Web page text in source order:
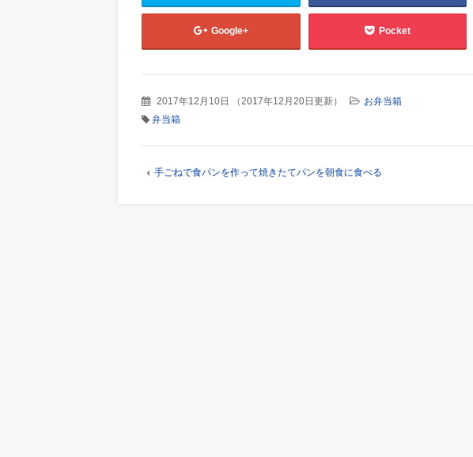
Google+ Pocket
2017年12月10日 （2017年12月20日更新）
お弁当箱
弁当箱
手ごねで食パンを作って焼きたてパンを朝食に食べる